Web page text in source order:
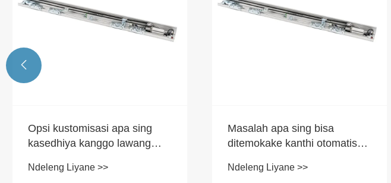
Opsi kustomisasi apa sing
kasedhiya kanggo lawang
Ndeleng Liyane >>
Masalah apa sing bisa
ditemokake kanthi otomatis
Ndeleng Liyane >>
